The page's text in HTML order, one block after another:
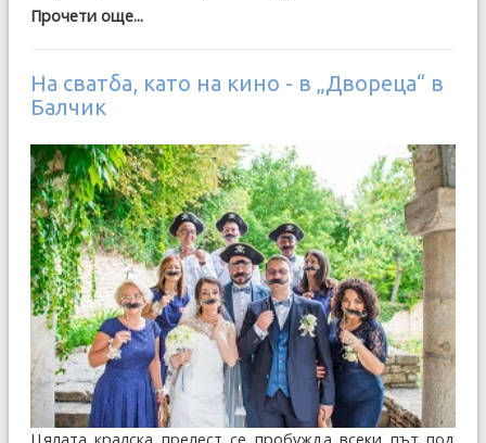
Прочети още...
На сватба, като на кино - в „Двореца“ в
Балчик